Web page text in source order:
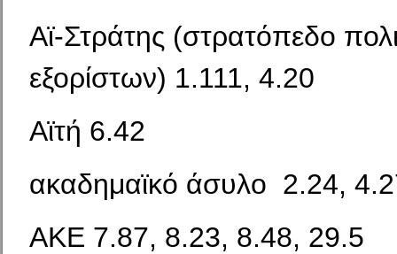
Αϊ-Στράτης (στρατόπεδο
εξορίστων) 1.111, 4.20
Αϊτή 6.42
ακαδημαϊκό άσυλο 2.24,
ΑΚΕ 7.87, 8.23, 8.48, 29.5